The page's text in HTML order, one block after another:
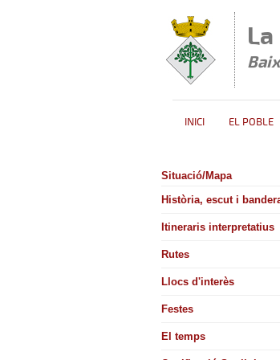
INICI EL POBLE
Situació/Mapa
Història, escut i
Itineraris interpretatius
Rutes
Llocs d'interès
Festes
El temps